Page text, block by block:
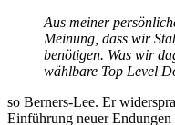
Aus meiner
Meinung, dass wir
benötigen. Was wir
wählbare Top Level
so Berners-Lee. Er
Einführung neuer